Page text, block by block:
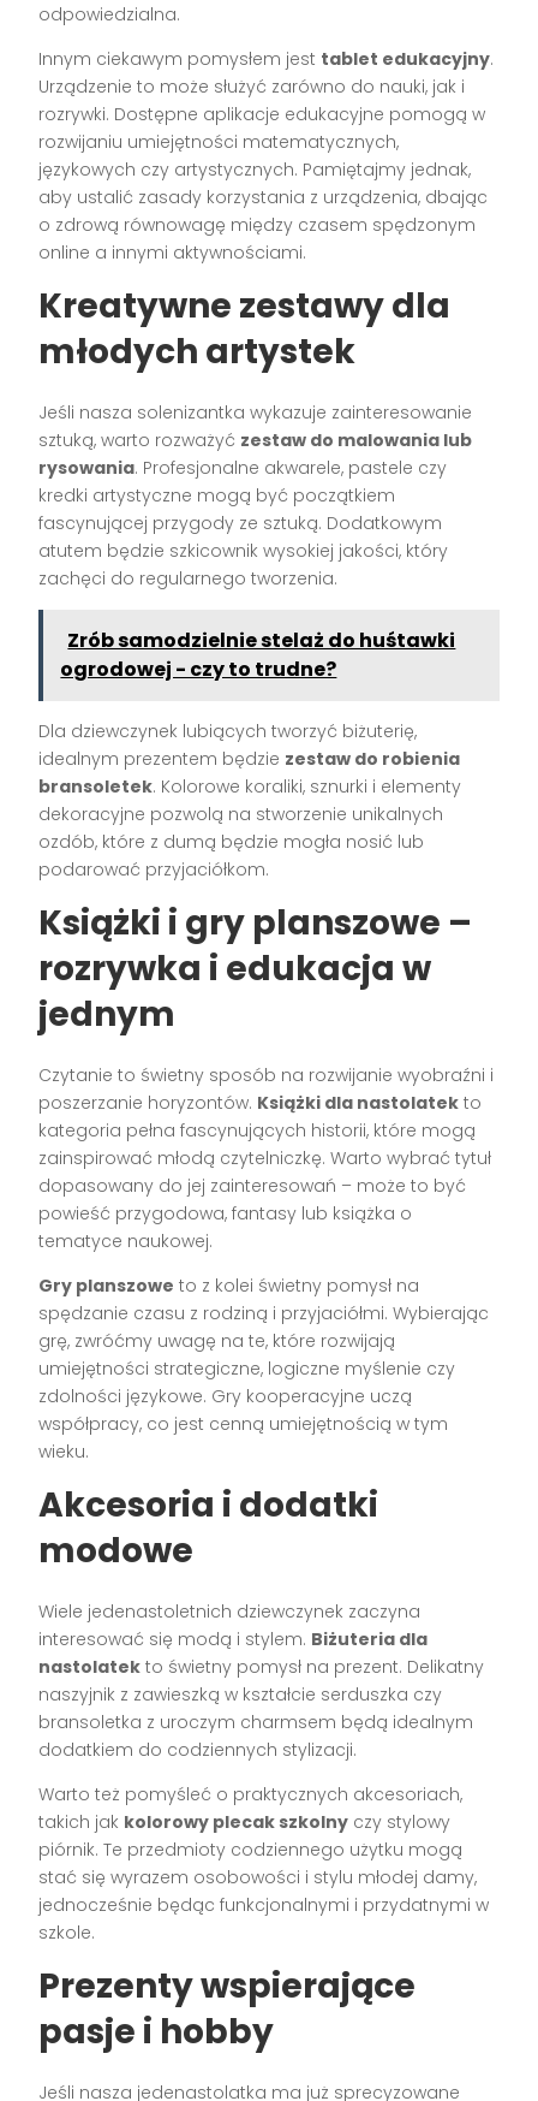
odpowiedzialna.
Innym ciekawym pomysłem jest tablet edukacyjny.
Urządzenie to może służyć zarówno do nauki, jak i
rozrywki. Dostępne aplikacje edukacyjne pomogą w
rozwijaniu umiejętności matematycznych,
językowych czy artystycznych. Pamiętajmy jednak,
aby ustalić zasady korzystania z urządzenia, dbając
o zdrową równowagę między czasem spędzonym
online a innymi aktywnościami.
Kreatywne zestawy dla
młodych artystek
Jeśli nasza solenizantka wykazuje zainteresowanie
sztuką, warto rozważyć zestaw do malowania lub
rysowania. Profesjonalne akwarele, pastele czy
kredki artystyczne mogą być początkiem
fascynującej przygody ze sztuką. Dodatkowym
atutem będzie szkicownik wysokiej jakości, który
zachęci do regularnego tworzenia.
Zrób samodzielnie stelaż do huśtawki
ogrodowej - czy to trudne?
Dla dziewczynek lubiących tworzyć biżuterię,
idealnym prezentem będzie zestaw do robienia
bransoletek. Kolorowe koraliki, sznurki i elementy
dekoracyjne pozwolą na stworzenie unikalnych
ozdób, które z dumą będzie mogła nosić lub
podarować przyjaciółkom.
Książki i gry planszowe –
rozrywka i edukacja w
jednym
Czytanie to świetny sposób na rozwijanie wyobraźni i
poszerzanie horyzontów. Książki dla nastolatek to
kategoria pełna fascynujących historii, które mogą
zainspirować młodą czytelniczkę. Warto wybrać tytuł
dopasowany do jej zainteresowań – może to być
powieść przygodowa, fantasy lub książka o
tematyce naukowej.
Gry planszowe to z kolei świetny pomysł na
spędzanie czasu z rodziną i przyjaciółmi. Wybierając
grę, zwróćmy uwagę na te, które rozwijają
umiejętności strategiczne, logiczne myślenie czy
zdolności językowe. Gry kooperacyjne uczą
współpracy, co jest cenną umiejętnością w tym
wieku.
Akcesoria i dodatki
modowe
Wiele jedenastoletnich dziewczynek zaczyna
interesować się modą i stylem. Biżuteria dla
nastolatek to świetny pomysł na prezent. Delikatny
naszyjnik z zawieszką w kształcie serduszka czy
bransoletka z uroczym charmsem będą idealnym
dodatkiem do codziennych stylizacji.
Warto też pomyśleć o praktycznych akcesoriach,
takich jak kolorowy plecak szkolny czy stylowy
piórnik. Te przedmioty codziennego użytku mogą
stać się wyrazem osobowości i stylu młodej damy,
jednocześnie będąc funkcjonalnymi i przydatnymi w
szkole.
Prezenty wspierające
pasje i hobby
Jeśli nasza jedenastolatka ma już sprecyzowane